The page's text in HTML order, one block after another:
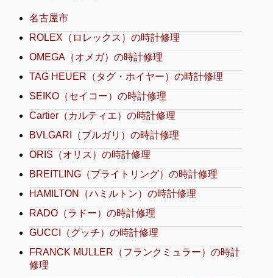
名古屋市
ROLEX（ロレックス）の時計修理
OMEGA（オメガ）の時計修理
TAG HEUER（タグ・ホイヤー）の時計修理
SEIKO（セイコー）の時計修理
Cartier（カルティエ）の時計修理
BVLGARI（ブルガリ）の時計修理
ORIS（オリス）の時計修理
BREITLING（ブライトリング）の時計修理
HAMILTON（ハミルトン）の時計修理
RADO（ラドー）の時計修理
GUCCI（グッチ）の時計修理
FRANCK MULLER（フランクミュラー）の時計
修理